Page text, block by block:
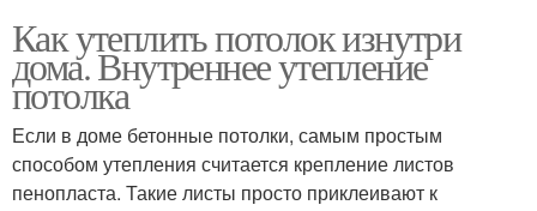
Как утеплить потолок изнутри
дома. Внутреннее утепление
потолка
Если в доме бетонные потолки, самым простым
способом утепления считается крепление листов
пенопласта. Такие листы просто приклеивают к